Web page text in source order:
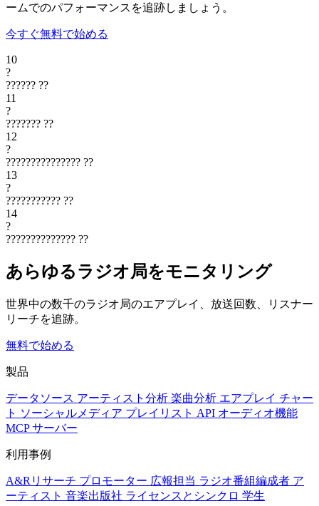
ームでのパフォーマンスを追跡しましょう。
今すぐ無料で始める
10
?
?????? ??
11
?
??????? ??
12
?
??????????????? ??
13
?
??????????? ??
14
?
?????????????? ??
あらゆるラジオ局をモニタリング
世界中の数千のラジオ局のエアプレイ、放送回数、リスナー
リーチを追跡。
無料で始める
製品
データソース アーティスト分析 楽曲分析 エアプレイ チャー
ト ソーシャルメディア プレイリスト API オーディオ機能
MCP サーバー
利用事例
A&Rリサーチ プロモーター 広報担当 ラジオ番組編成者 ア
ーティスト 音楽出版社 ライセンスとシンクロ 学生